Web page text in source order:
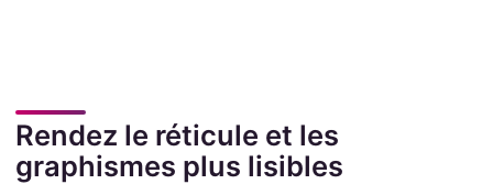
Rendez le réticule et les
graphismes plus lisibles